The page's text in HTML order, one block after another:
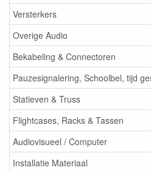
Versterkers
Overige Audio
Bekabeling & Connectoren
Pauzesignalering, Schoolbel, tijd
Statieven & Truss
Flightcases, Racks & Tassen
Audiovisueel / Computer
Installatie Materiaal